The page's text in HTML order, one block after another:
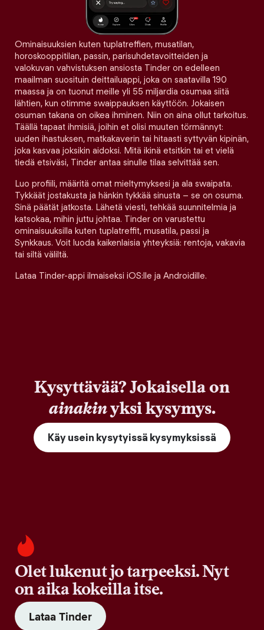
Ominaisuuksien kuten tuplatreffien, musatilan,
horoskooppitilan, passin, parisuhdetavoitteiden ja
valokuvan vahvistuksen ansiosta Tinder on edelleen
maailman suosituin deittailuappi, joka on saatavilla 190
maassa ja on tuonut meille yli 55 miljardia osumaa siitä
lähtien, kun otimme swaippauksen käyttöön. Jokaisen
osuman takana on oikea ihminen. Niin on aina ollut tarkoitus.
Täällä tapaat ihmisiä, joihin et olisi muuten törmännyt:
uuden ihastuksen, matkakaverin tai hitaasti syttyvän kipinän,
joka kasvaa joksikin aidoksi. Mitä ikinä etsitkin tai et vielä
tiedä etsiväsi, Tinder antaa sinulle tilaa selvittää sen.
Luo profiili, määritä omat mieltymyksesi ja ala swaipata.
Tykkäät jostakusta ja hänkin tykkää sinusta – se on osuma.
Sinä päätät jatkosta. Lähetä viesti, tehkää suunnitelmia ja
katsokaa, mihin juttu johtaa. Tinder on varustettu
ominaisuuksilla kuten tuplatreffit, musatila, passi ja
Synkkaus. Voit luoda kaikenlaisia yhteyksiä: rentoja, vakavia
tai siltä väliltä.
Lataa Tinder-appi ilmaiseksi iOS:lle ja Androidille.
Kysyttävää? Jokaisella on
ainakinyksi kysymys.
Käy usein kysytyissä kysymyksissä
Olet lukenut jo tarpeeksi. Nyt
on aika kokeilla itse.
Lataa Tinder